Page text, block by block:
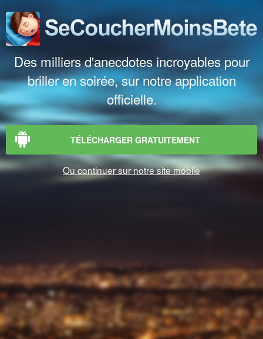
Des milliers d'anecdotes incroyables pour
briller en soirée, sur notre application
officielle.
TÉLÉCHARGER GRATUITEMENT
Ou continuer sur notre site mobile